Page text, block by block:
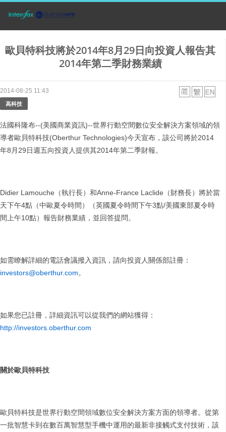
歐貝特科技將於2014年8月29日向投資人報告其
2014年第二季財務業績
2014-08-25 11:43
高科技
法國科隆布--(美國商業資訊)--世界行動空間數位安全解決方案領域的領
導者歐貝特科技(Oberthur Technologies)今天宣布，該公司將於2014
年8月29日週五向投資人提供其2014年第二季財報。
Didier Lamouche（執行長）和Anne-France Laclide（財務長）將於當
天下午4點（中歐夏令時間）（英國夏令時間下午3點/美國東部夏令時
間上午10點）報告財務業績，並回答提問。
如需瞭解詳細的電話會議撥入資訊，請向投資人關係部註冊：
investors@oberthur.com。
如果您已註冊，詳細資訊可以從我們的網站獲得：
http://investors.oberthur.com
關於歐貝特科技
歐貝特科技是世界行動空間領域數位安全解決方案方面的領導者。從第
一批智慧卡到在數百萬智慧型手機中運用的最新非接觸式支付技術，該